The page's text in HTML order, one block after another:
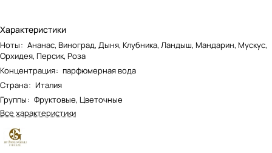
Характеристики
Ноты: Ананас, Виноград, Дыня, Клубника, Ландыш, Мандарин, Мускус,
Орхидея, Персик, Роза
Концентрация: парфюмерная вода
Страна: Италия
Группы: Фруктовые, Цветочные
Все характеристики